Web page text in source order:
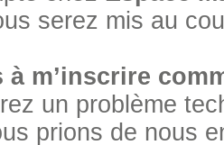
serez mis au
à m’inscrire
un problème
prions de nous